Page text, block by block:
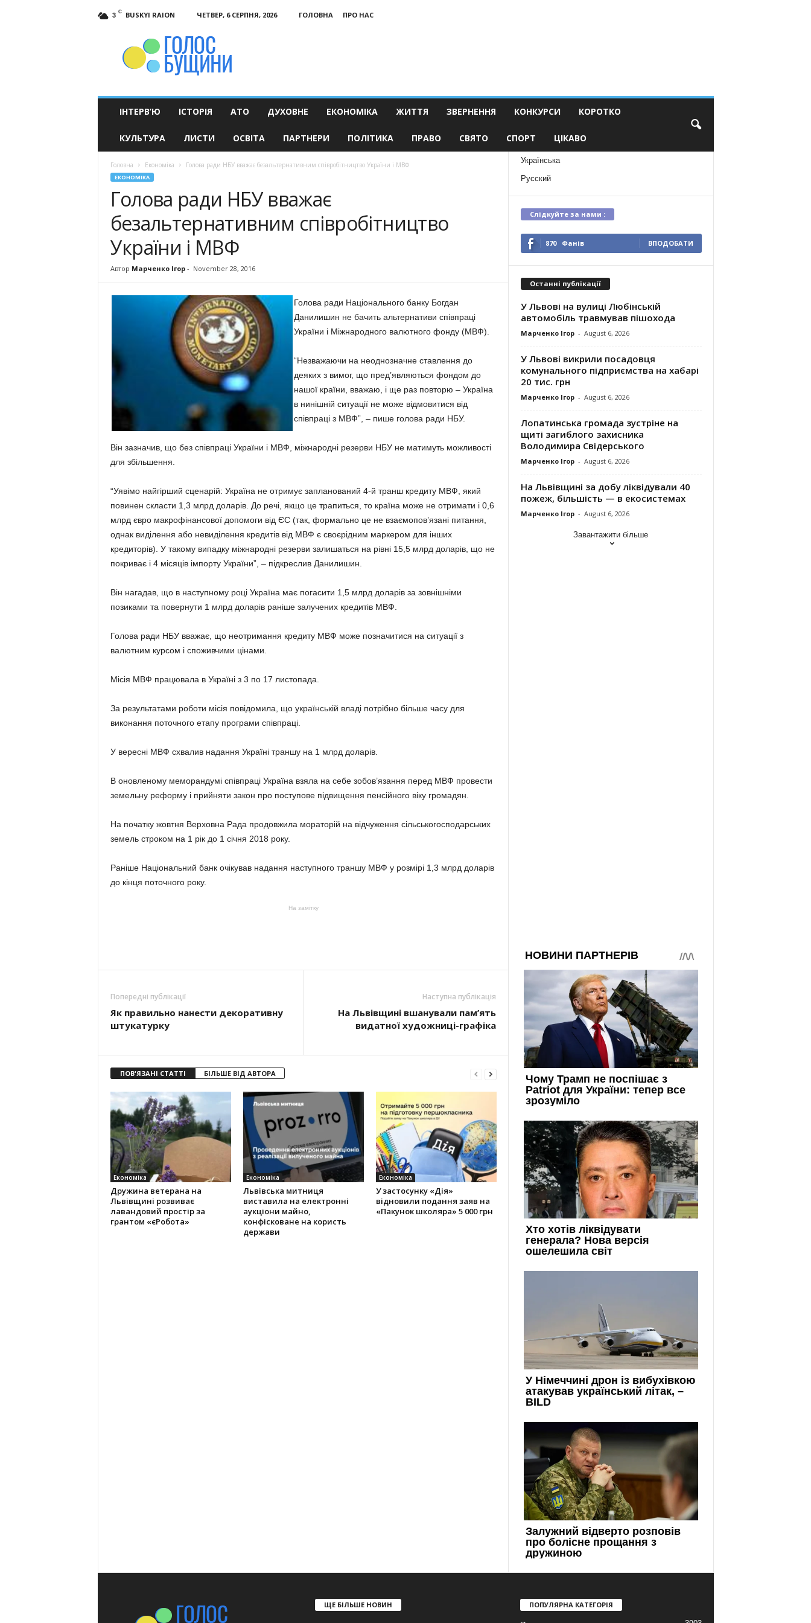
3 C BUSKYI RAION ЧЕТВЕР, 6 СЕРПНЯ, 2026 ГОЛОВНА
ПРО НАС
ІНТЕРВ’Ю ІСТОРІЯ АТО ДУХОВНЕ ЕКОНОМІКА ЖИТТЯ ЗВЕРНЕННЯ КОНКУРСИ КОРОТКО
КУЛЬТУРА ЛИСТИ ОСВІТА ПАРТНЕРИ ПОЛІТИКА ПРАВО СВЯТО СПОРТ ЦІКАВО
Головна Економіка Голова ради НБУ вважає безальтернативним співробітництво України і МВФ
ЕКОНОМІКА
Голова ради НБУ вважає
безальтернативним співробітництво
України і МВФ
Автор Марченко Ігор- November 28, 2016
Голова ради Національного банку Богдан
Данилишин не бачить альтернативи співпраці
України і Міжнародного валютного фонду (МВФ).
“Незважаючи на неоднозначне ставлення до
деяких з вимог, що пред’являються фондом до
нашої країни, вважаю, і ще раз повторю – Україна
в нинішній ситуації не може відмовитися від
співпраці з МВФ”, – пише голова ради НБУ.
Він зазначив, що без співпраці України і МВФ, міжнародні резерви НБУ не матимуть можливості
для збільшення.
“Уявімо найгірший сценарій: Україна не отримує запланований 4-й транш кредиту МВФ, який
повинен скласти 1,3 млрд доларів. До речі, якщо це трапиться, то країна може не отримати і 0,6
млрд євро макрофінансової допомоги від ЄС (так, формально це не взаємопов’язані питання,
однак виділення або невиділення кредитів від МВФ є своєрідним маркером для інших
кредиторів). У такому випадку міжнародні резерви залишаться на рівні 15,5 млрд доларів, що не
покриває і 4 місяців імпорту України”, – підкреслив Данилишин.
Він нагадав, що в наступному році Україна має погасити 1,5 млрд доларів за зовнішніми
позиками та повернути 1 млрд доларів раніше залучених кредитів МВФ.
Голова ради НБУ вважає, що неотримання кредиту МВФ може позначитися на ситуації з
валютним курсом і споживчими цінами.
Місія МВФ працювала в Україні з 3 по 17 листопада.
За результатами роботи місія повідомила, що українській владі потрібно більше часу для
виконання поточного етапу програми співпраці.
У вересні МВФ схвалив надання Україні траншу на 1 млрд доларів.
В оновленому меморандумі співпраці Україна взяла на себе зобов’язання перед МВФ провести
земельну реформу і прийняти закон про поступове підвищення пенсійного віку громадян.
На початку жовтня Верховна Рада продовжила мораторій на відчуження сільськогосподарських
земель строком на 1 рік до 1 січня 2018 року.
Раніше Національний банк очікував надання наступного траншу МВФ у розмірі 1,3 млрд доларів
до кінця поточного року.
На замітку
Попередні публікації
Як правильно нанести декоративну
штукатурку
Наступна публікація
На Львівщині вшанували пам’ять
видатної художниці-графіка
ПОВ'ЯЗАНІ СТАТТІ БІЛЬШЕ ВІД АВТОРА
Економіка
Дружина ветерана на
Львівщині розвиває
лавандовий простір за
грантом «єРобота»
Економіка
Львівська митниця
виставила на електронні
аукціони майно,
конфісковане на користь
держави
Економіка
У застосунку «Дія»
відновили подання заяв на
«Пакунок школяра» 5 000 грн
Українська
Русский
Слідкуйте за нами :
870 Фанів ВПОДОБАТИ
Останні публікації
У Львові на вулиці Любінській
автомобіль травмував пішохода
Марченко Ігор - August 6, 2026
У Львові викрили посадовця
комунального підприємства на хабарі
20 тис. грн
Марченко Ігор - August 6, 2026
Лопатинська громада зустріне на
щиті загиблого захисника
Володимира Свідерського
Марченко Ігор - August 6, 2026
На Львівщині за добу ліквідували 40
пожеж, більшість — в екосистемах
Марченко Ігор - August 6, 2026
Завантажити більше
ЩЕ БІЛЬШЕ НОВИН ПОПУЛЯРНА КАТЕГОРІЯ